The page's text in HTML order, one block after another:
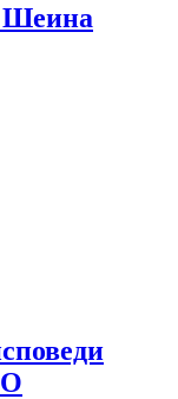
Шеина